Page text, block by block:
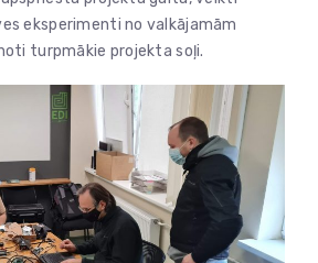
eksperimenti no valkājamām
turpmākie projekta soļi.